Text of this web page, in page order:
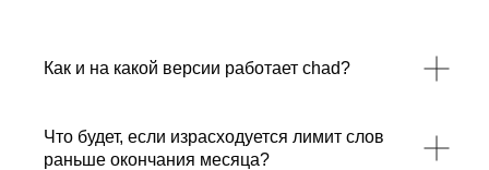
Как и на какой версии работает chad?
Что будет, если израсходуется лимит слов
раньше окончания месяца?